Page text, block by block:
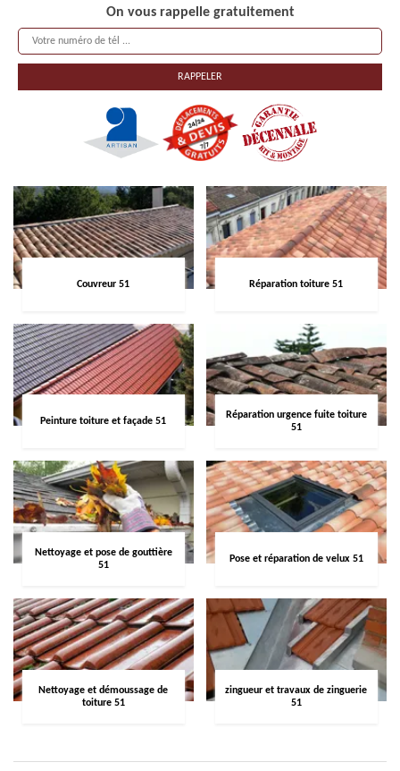
On vous rappelle gratuitement
Couvreur 51 Réparation toiture 51
Peinture toiture et façade 51
Réparation urgence fuite toiture
51
Nettoyage et pose de gouttière
51
Pose et réparation de velux 51
Nettoyage et démoussage de
toiture 51
zingueur et travaux de zinguerie
51